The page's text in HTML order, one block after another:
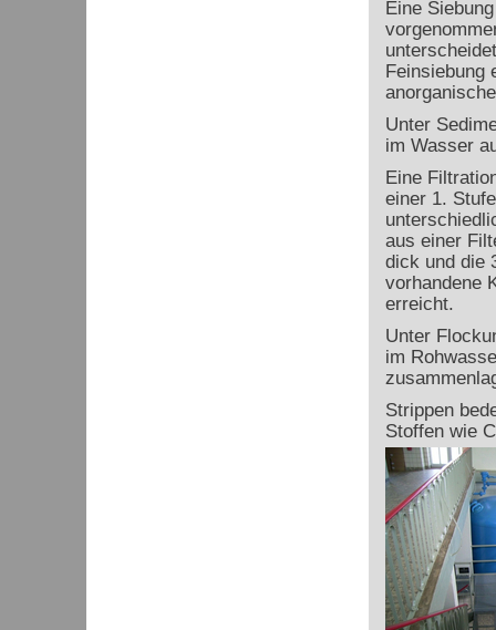
Eine
Feinsiebung
Unter
im Wasser
Eine
einer 1.
aus einer
dick und die
vorhandene
erreicht.
Unter
im
Strippen
Stoffen wie